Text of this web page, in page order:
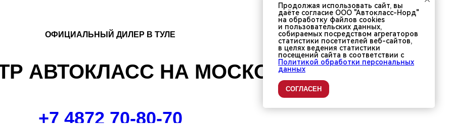
Продолжая использовать сайт, вы
даёте согласие ООО "Автокласс-Норд"
на обработку файлов cookies
и пользовательских данных,
собираемых посредством агрегаторов
статистики посетителей веб-сайтов,
в целях ведения статистики
посещений сайта в соответствии с
Политикой обработки персональных
данных
СОГЛАСЕН
ОФИЦИАЛЬНЫЙ ДИЛЕР В ТУЛЕ
АВТОКЛАСС НА МОСКОВСКОМ
+7 4872 70-80-70